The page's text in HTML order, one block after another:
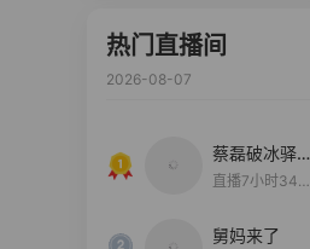
热门直播间
2026-08-07
蔡磊破冰驿站
直播间好物分
直播7小时34分
舅妈来了